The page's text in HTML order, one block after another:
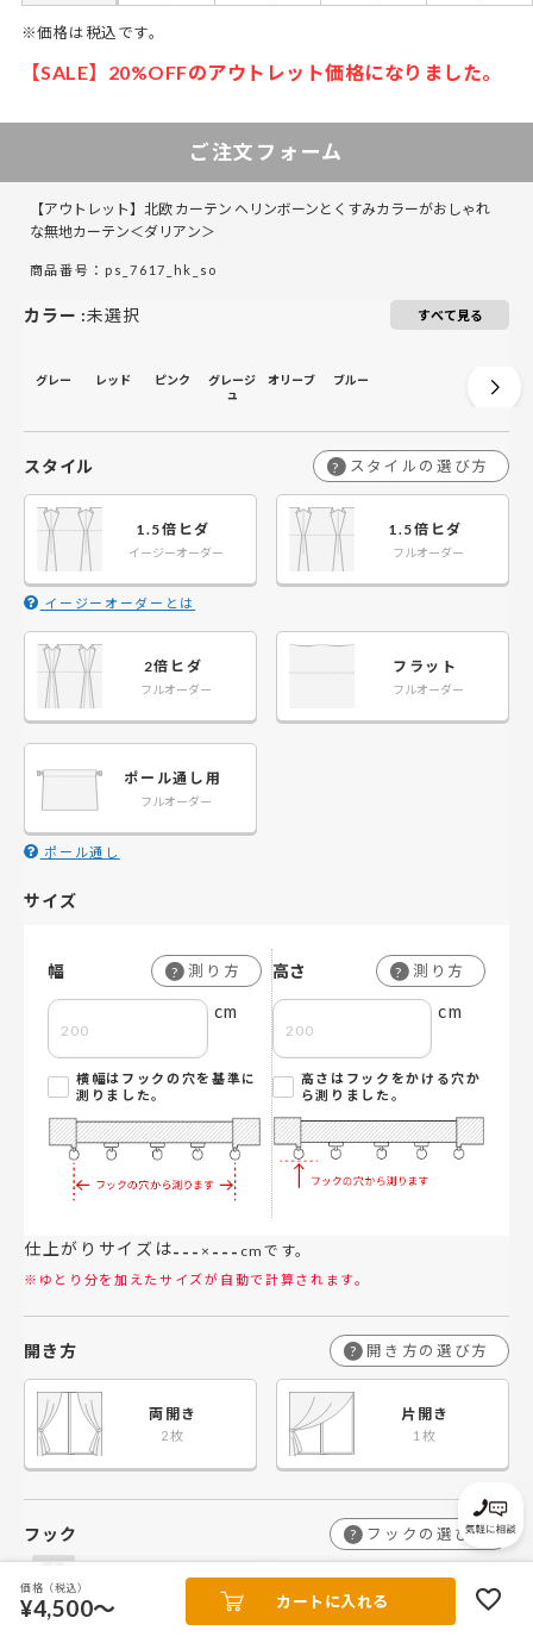
※価格は税込です。
50～100 101～200 201～300 301～400
￥10,100
￥8,100
￥20,300
￥16,200
￥30,400
￥24,300
￥40,500
141～200
￥10,350 ￥20,700 ￥31,050 ￥41,400
201～260
￥12,600
50～130 131～285 286～420 421～555
￥6,800
￥5,400
￥13,500
￥10,800
￥20,300
￥16,200
￥27,000
141～200
￥6,900 ￥13,800 ￥20,700 ￥27,600
201～260
￥8,400
【SALE】20%OFFのアウトレット価格になりました。
ご注文フォーム
【アウトレット】北欧 カーテン ヘリンボーンとくすみカラーがおしゃれ
な無地カーテン＜ダリアン＞
商品番号：ps_7617_hk_so
カラー :未選択 すべて見る
グレー レッド ピンク
グレージ
ュ
オリーブ ブルー
スタイル ? スタイルの選び方
1.5倍ヒダ
イージーオーダー
イージーオーダーとは
1.5倍ヒダ
フルオーダー
2倍ヒダ
フルオーダー
フラット
フルオーダー
ポール通し用
フルオーダー
ポール通し
サイズ
幅 ? 測り方
cm
横幅はフックの穴を基準に
測りました。
高さ ? 測り方
cm
高さはフックをかける穴か
ら測りました。
仕上がりサイズは--- × --- cmです。
※ゆとり分を加えたサイズが自動で計算されます。
開き方 ? 開き方の選び方
両開き 片開き
フック ? フックの選び方
レールが見える レールを隠す
価格（税込）
¥4,500～ カートに入れる